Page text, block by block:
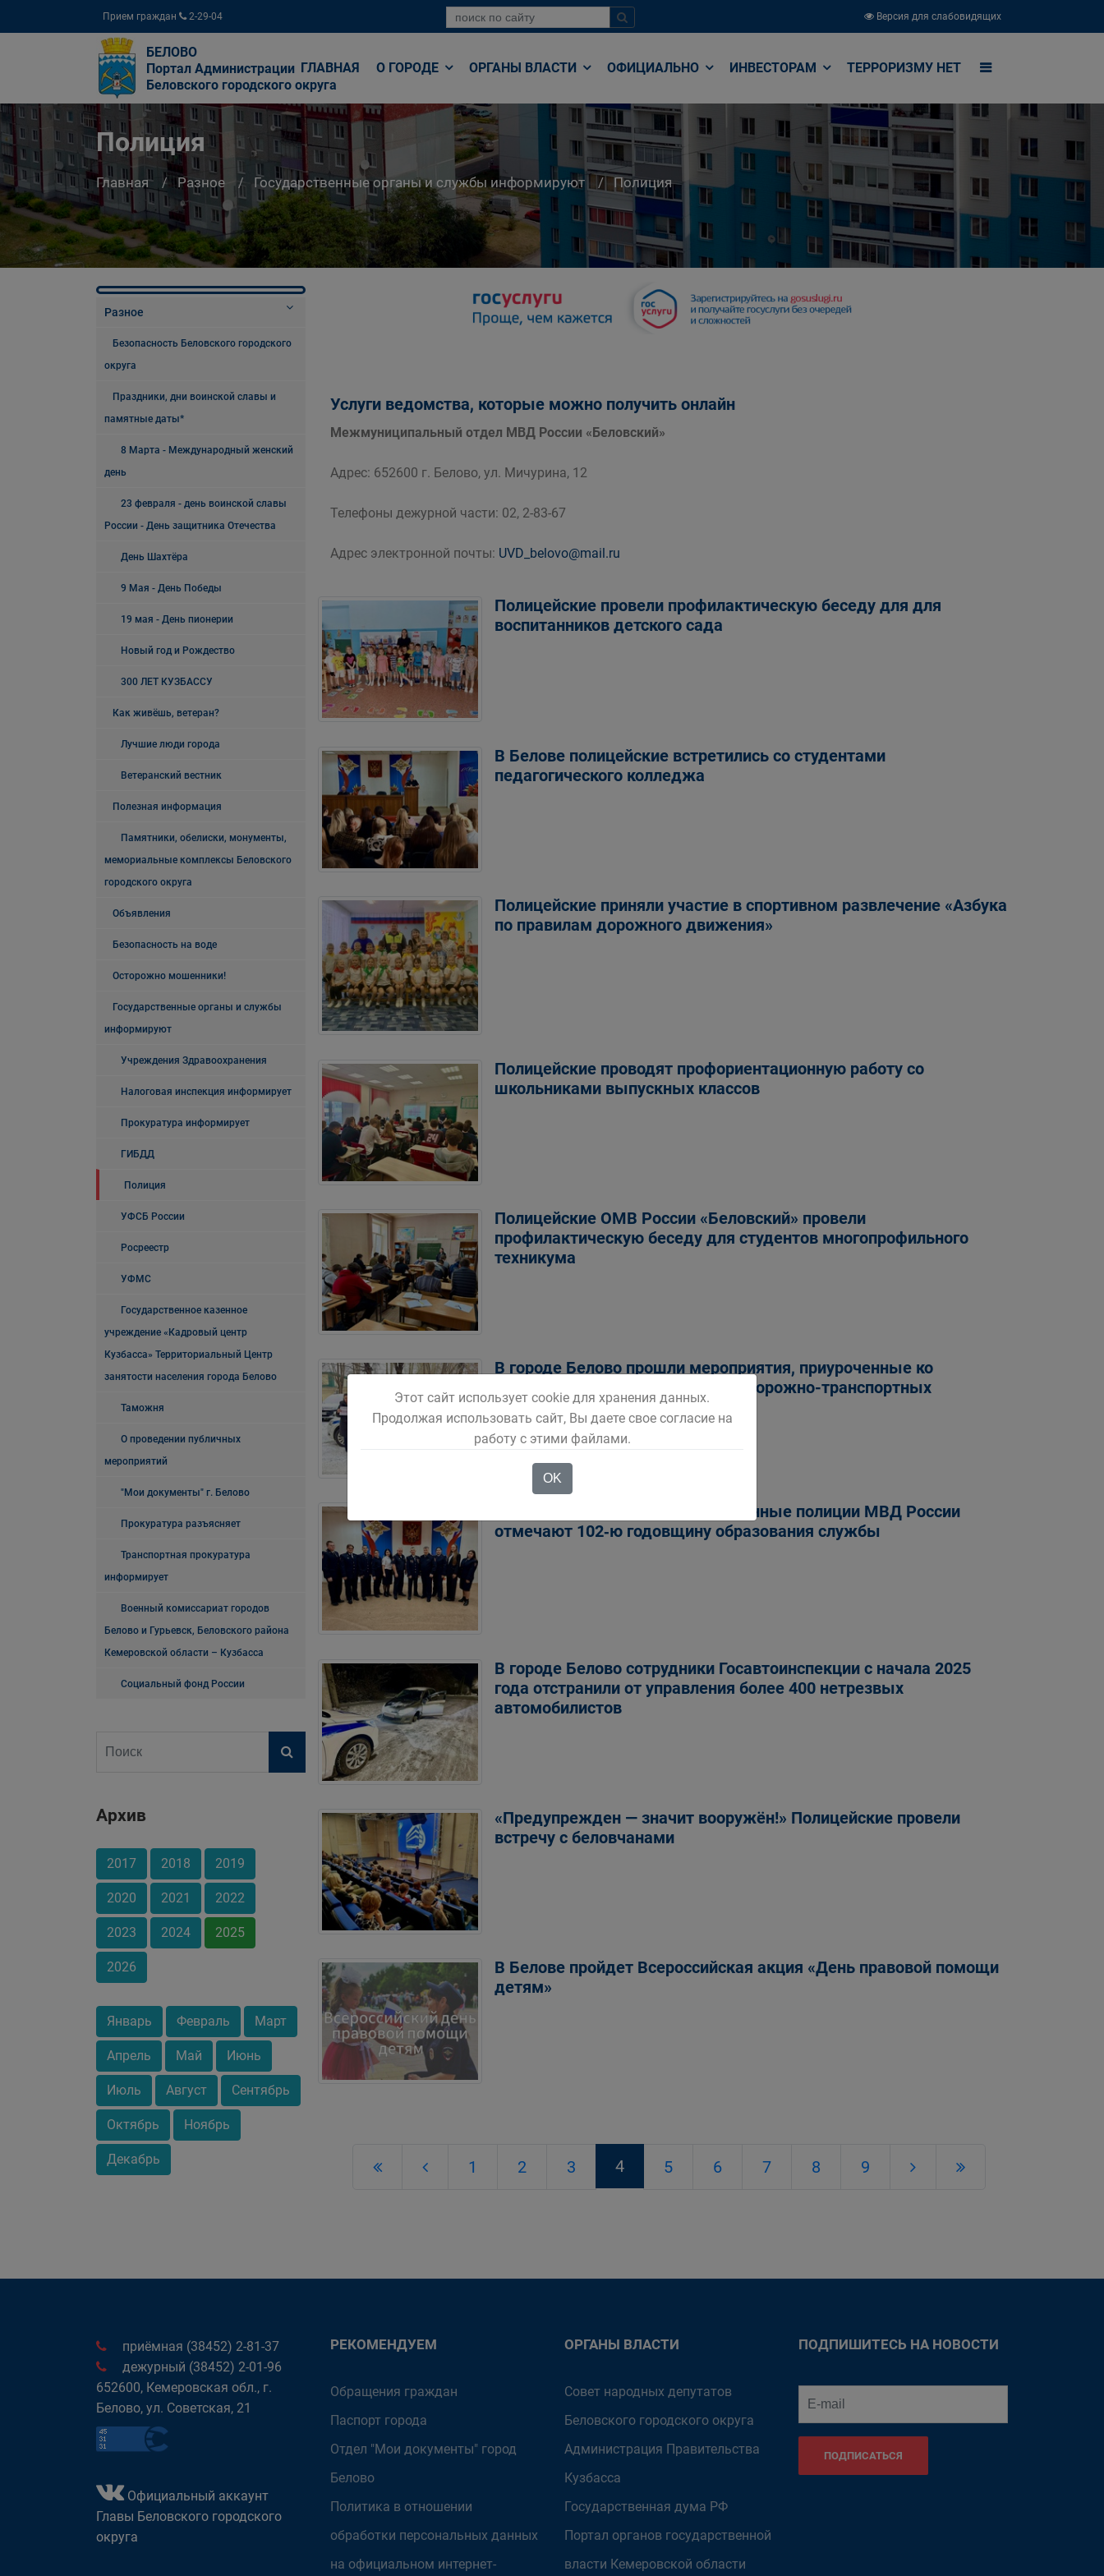
Прием граждан 2-29-04 Версия для слабовидящих
БЕЛОВО
Портал Администрации
Беловского городского округа
ГЛАВНАЯ О ГОРОДЕ ОРГАНЫ ВЛАСТИ ОФИЦИАЛЬНО ИНВЕСТОРАМ ТЕРРОРИЗМУ НЕТ
Полиция
Главная Разное Государственные органы и службы информируют Полиция
Разное
Безопасность Беловского городского
округа
Праздники, дни воинской славы и
памятные даты*
8 Марта - Международный женский
день
23 февраля - день воинской славы
России - День защитника Отечества
День Шахтёра
9 Мая - День Победы
19 мая - День пионерии
Новый год и Рождество
300 ЛЕТ КУЗБАССУ
Как живёшь, ветеран?
Лучшие люди города
Ветеранский вестник
Полезная информация
Памятники, обелиски, монументы,
мемориальные комплексы Беловского
городского округа
Объявления
Безопасность на воде
Осторожно мошенники!
Государственные органы и службы
информируют
Учреждения Здравоохранения
Налоговая инспекция информирует
Прокуратура информирует
ГИБДД
Полиция
УФСБ России
Росреестр
УФМС
Государственное казенное
учреждение «Кадровый центр
Кузбасса» Территориальный Центр
занятости населения города Белово
Таможня
О проведении публичных
мероприятий
"Мои документы" г. Белово
Прокуратура разъясняет
Транспортная прокуратура
информирует
Военный комиссариат городов
Белово и Гурьевск, Беловского района
Кемеровской области – Кузбасса
Социальный фонд России
Архив
2017 2018 2019
2020 2021 2022
2023 2024 2025
2026
Январь Февраль Март
Апрель Май Июнь
Июль Август Сентябрь
Октябрь Ноябрь
Декабрь
Услуги ведомства, которые можно получить онлайн
Межмуниципальный отдел МВД России «Беловский»
Адрес: 652600 г. Белово, ул. Мичурина, 12
Телефоны дежурной части: 02, 2-83-67
Адрес электронной почты: UVD_belovo@mail.ru
Полицейские провели профилактическую беседу для для
воспитанников детского сада
В Белове полицейские встретились со студентами
педагогического колледжа
Полицейские приняли участие в спортивном развлечение «Азбука
по правилам дорожного движения»
Полицейские проводят профориентационную работу со
школьниками выпускных классов
Полицейские ОМВ России «Беловский» провели
профилактическую беседу для студентов многопрофильного
техникума
В городе Белово прошли мероприятия, приуроченные ко
всемирному дню памяти жертв дорожно-транспортных
происшествий
Сегодня участковые уполномоченные полиции МВД России
отмечают 102‑ю годовщину образования службы
В городе Белово сотрудники Госавтоинспекции с начала 2025
года отстранили от управления более 400 нетрезвых
автомобилистов
«Предупрежден — значит вооружён!» Полицейские провели
встречу с беловчанами
В Белове пройдет Всероссийская акция «День правовой помощи
детям»
1 2 3 4 5 6 7 8 9
приёмная (38452) 2-81-37
дежурный (38452) 2-01-96
652600, Кемеровская обл., г.
Белово, ул. Советская, 21
Официальный аккаунт
Главы Беловского городского
округа
РЕКОМЕНДУЕМ
Обращения граждан
Паспорт города
Отдел "Мои документы" город
Белово
Политика в отношении
обработки персональных данных
на официальном интернет-
ОРГАНЫ ВЛАСТИ
Совет народных депутатов
Беловского городского округа
Администрация Правительства
Кузбасса
Государственная дума РФ
Портал органов государственной
власти Кемеровской области
ПОДПИШИТЕСЬ НА НОВОСТИ
ПОДПИСАТЬСЯ
Этот сайт использует cookie для хранения данных.
Продолжая использовать сайт, Вы даете свое согласие на
работу с этими файлами.
OK